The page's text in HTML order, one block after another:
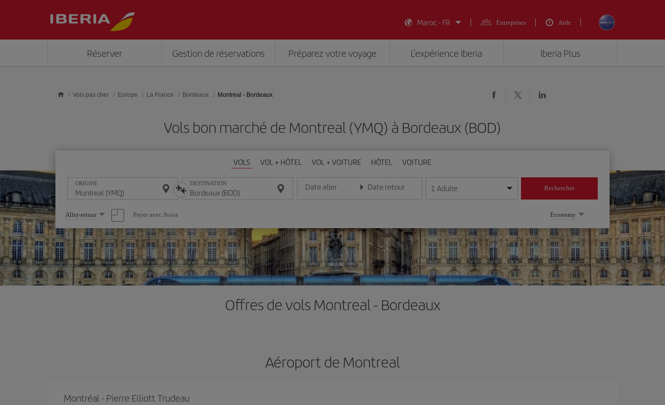
Maroc - FR
Entreprises Aide
Réserver Gestion de réservations Préparez votre voyage L’expérience Iberia Iberia Plus
Vols pas cher Europe La France Bordeaux Montreal - Bordeaux
Vols bon marché de Montreal (YMQ) à Bordeaux (BOD)
VOLS VOL + HÔTEL VOL + VOITURE HÔTEL VOITURE
ORIGINE DESTINATION Date aller
Entrez la date au format jour/mois/année
Date retour
Entrez la date au format jour/mois/année
1 Adulte Rechercher
Sélectionnez
une
option
Aller-retour Payer avec Avios Economy
Offres de vols Montreal - Bordeaux
Aéroport de Montreal
Montréal - Pierre Elliott Trudeau